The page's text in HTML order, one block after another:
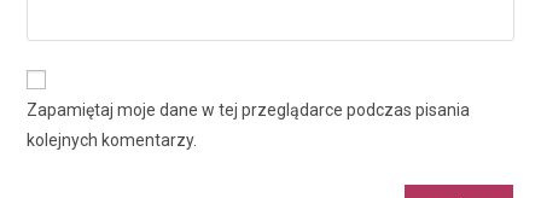
Zapamiętaj moje dane w tej przeglądarce podczas pisania
kolejnych komentarzy.